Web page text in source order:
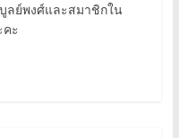
ลย์พงศ์และสมาชิกใน
ะ